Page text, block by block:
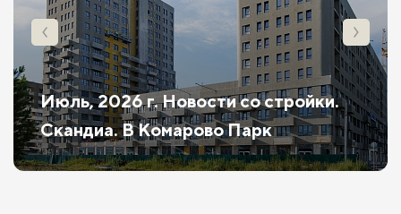
Июль, 2026 г. Новости со стройки.
Скандиа. В Комарово Парк